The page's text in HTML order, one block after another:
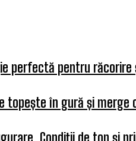
pentru răcorire și
topește în gură și merge